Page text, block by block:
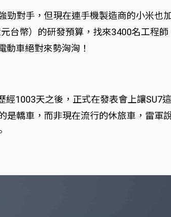
對手，但現在連手機製造商的小米也
台幣）的研發預算，找來3400名工程
動車絕對來勢洶洶！
1003天之後，正式在發表會上讓SU7
轎車，而非現在流行的休旅車，雷軍